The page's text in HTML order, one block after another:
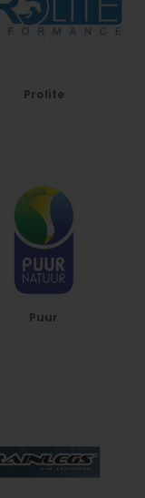
Prolite
Puur